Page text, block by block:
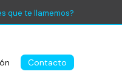
que te llamemos?
Contacto